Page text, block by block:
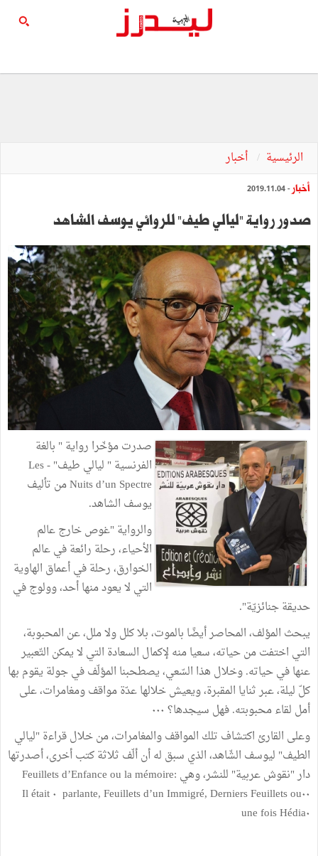
الرئيسية أخبار
أخبار - 2019.11.04
صدور رواية "ليالي طيف" للروائي يوسف الشاهد
صدرت مؤخّرا رواية " بالغة
الفرنسية " ليالي طيف" - Les
Nuits d’un Spectre من تأليف
يوسف الشاهد.
والرواية "غوص خارج عالم
الأحياء، رحلة رائعة في عالم
الخوارق، رحلة في أعماق الهاوية
التي لا يعود منها أحد، وولوج في
حديقة جنائزيّة".
يبحث المؤلف، المحاصر أيضًا بالموت، بلا كلل ولا ملل، عن المحبوبة،
التي اختفت من حياته، سعيا منه لإكمال السعادة التي لا يمكن التّعبير
عنها في حياته. وخلال هذا السّعي، يصطحبنا المؤلّف في جولة يقوم بها
كلّ ليلة، عبر ثنايا المقبرة، ويعيش خلالها عدّة مواقف ومغامرات، على
أمل لقاء محبوبته. فهل سيجدها؟ ٠٠٠
وعلى القارئ اكتشاف تلك المواقف والمغامرات، من خلال قراءة "ليالي
الطيف" ليوسف الشّاهد، الذي سبق له أن ألّف ثلاثة كتب أخرى، أصدرتها
دار "نقوش عربية" للنشر، وهي Feuillets d’Enfance ou la mémoire:
parlante, Feuillets d’un Immigré, Derniers Feuillets ou٠٠ ٠ Il était
une fois Hédia٠